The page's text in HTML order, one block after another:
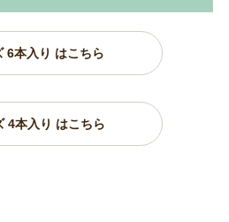
6本入り はこちら
4本入り はこちら